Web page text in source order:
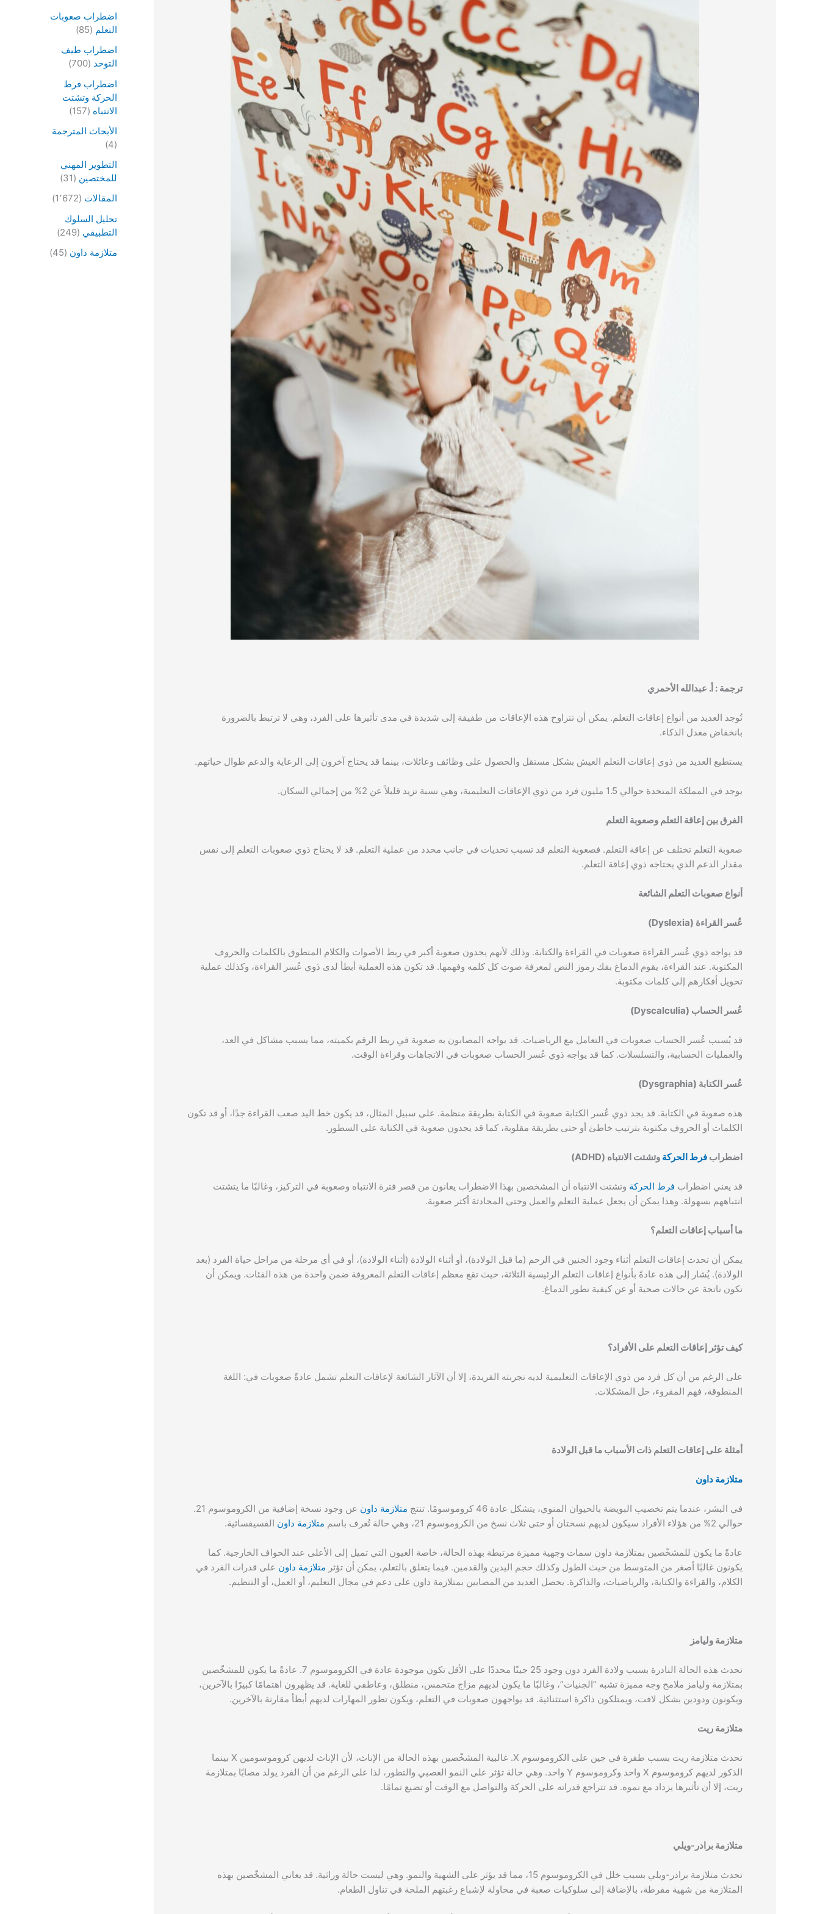
ترجمة : أ. عبدالله الأحمري
تُوجد العديد من أنواع إعاقات التعلم. يمكن أن تتراوح هذه الإعاقات من طفيفة إلى شديدة في مدى تأثيرها على الفرد، وهي لا ترتبط بالضرورة
بانخفاض معدل الذكاء.
يستطيع العديد من ذوي إعاقات التعلم العيش بشكل مستقل والحصول على وظائف وعائلات، بينما قد يحتاج آخرون إلى الرعاية والدعم طوال حياتهم.
يوجد في المملكة المتحدة حوالي 1.5 مليون فرد من ذوي الإعاقات التعليمية، وهي نسبة تزيد قليلاً عن 2% من إجمالي السكان.
الفرق بين إعاقة التعلم وصعوبة التعلم
صعوبة التعلم تختلف عن إعاقة التعلم. فصعوبة التعلم قد تسبب تحديات في جانب محدد من عملية التعلم. قد لا يحتاج ذوي صعوبات التعلم إلى نفس
مقدار الدعم الذي يحتاجه ذوي إعاقة التعلم.
أنواع صعوبات التعلم الشائعة
عُسر القراءة (Dyslexia)
قد يواجه ذوي عُسر القراءة صعوبات في القراءة والكتابة. وذلك لأنهم يجدون صعوبة أكبر في ربط الأصوات والكلام المنطوق بالكلمات والحروف
المكتوبة. عند القراءة، يقوم الدماغ بفك رموز النص لمعرفة صوت كل كلمه وفهمها. قد تكون هذه العملية أبطأ لدى ذوي عُسر القراءة، وكذلك عملية
تحويل أفكارهم إلى كلمات مكتوبة.
عُسر الحساب (Dyscalculia)
قد يُسبب عُسر الحساب صعوبات في التعامل مع الرياضيات. قد يواجه المصابون به صعوبة في ربط الرقم بكميته، مما يسبب مشاكل في العد،
والعمليات الحسابية، والتسلسلات. كما قد يواجه ذوي عُسر الحساب صعوبات في الاتجاهات وقراءة الوقت.
عُسر الكتابة (Dysgraphia)
هذه صعوبة في الكتابة. قد يجد ذوي عُسر الكتابة صعوبة في الكتابة بطريقة منظمة. على سبيل المثال، قد يكون خط اليد صعب القراءة جدًا، أو قد تكون
الكلمات أو الحروف مكتوبة بترتيب خاطئ أو حتى بطريقة مقلوبة، كما قد يجدون صعوبة في الكتابة على السطور.
اضطراب فرط الحركة وتشتت الانتباه (ADHD)
قد يعني اضطراب فرط الحركة وتشتت الانتباه أن المشخصين بهذا الاضطراب يعانون من قصر فترة الانتباه وصعوبة في التركيز، وغالبًا ما يتشتت
انتباههم بسهولة. وهذا يمكن أن يجعل عملية التعلم والعمل وحتى المحادثة أكثر صعوبة.
ما أسباب إعاقات التعلم؟
يمكن أن تحدث إعاقات التعلم أثناء وجود الجنين في الرحم (ما قبل الولادة)، أو أثناء الولادة (أثناء الولادة)، أو في أي مرحلة من مراحل حياة الفرد (بعد
الولادة). يُشار إلى هذه عادةً بأنواع إعاقات التعلم الرئيسية الثلاثة، حيث تقع معظم إعاقات التعلم المعروفة ضمن واحدة من هذه الفئات. ويمكن أن
تكون ناتجة عن حالات صحية أو عن كيفية تطور الدماغ.
كيف تؤثر إعاقات التعلم على الأفراد؟
على الرغم من أن كل فرد من ذوي الإعاقات التعليمية لديه تجربته الفريدة، إلا أن الآثار الشائعة لإعاقات التعلم تشمل عادةً صعوبات في: اللغة
المنطوقة، فهم المقروء، حل المشكلات.
أمثلة على إعاقات التعلم ذات الأسباب ما قبل الولادة
متلازمة داون
في البشر، عندما يتم تخصيب البويضة بالحيوان المنوي، يتشكل عادة 46 كروموسومًا. تنتج متلازمة داون
عن وجود نسخة إضافية من الكروموسوم 21.
حوالي 2% من هؤلاء الأفراد سيكون لديهم نسختان أو حتى ثلاث نسخ من الكروموسوم 21، وهي حالة تُعرف باسم
متلازمة داون الفسيفسائية.
عادةً ما يكون للمشخّصين بمتلازمة داون سمات وجهية مميزة مرتبطة بهذه الحالة، خاصة العيون التي تميل إلى الأعلى عند الحواف الخارجية. كما
يكونون غالبًا أصغر من المتوسط من حيث الطول وكذلك حجم اليدين والقدمين. فيما يتعلق بالتعلم، يمكن أن تؤثر متلازمة داون على قدرات الفرد في
الكلام، والقراءة والكتابة، والرياضيات، والذاكرة. يحصل العديد من المصابين بمتلازمة داون على دعم في مجال التعليم، أو العمل، أو التنظيم.
متلازمة وليامز
تحدث هذه الحالة النادرة بسبب ولادة الفرد دون وجود 25 جينًا محددًا على الأقل تكون موجودة عادة في الكروموسوم 7. عادةً ما يكون للمشخّصين
بمتلازمة وليامز ملامح وجه مميزة تشبه “الجنيات”، وغالبًا ما يكون لديهم مزاج متحمس، منطلق، وعاطفي للغاية. قد يظهرون اهتمامًا كبيرًا بالآخرين،
ويكونون ودودين بشكل لافت، ويمتلكون ذاكرة استثنائية. قد يواجهون صعوبات في التعلم، ويكون تطور المهارات لديهم أبطأ مقارنة بالآخرين.
متلازمة ريت
تحدث متلازمة ريت بسبب طفرة في جين على الكروموسوم X. غالبية المشخّصين بهذه الحالة من الإناث، لأن الإناث لديهن كروموسومين X بينما
الذكور لديهم كروموسوم X واحد وكروموسوم Y واحد. وهي حالة تؤثر على النمو العصبي والتطور، لذا على الرغم من أن الفرد يولد مصابًا بمتلازمة
ريت، إلا أن تأثيرها يزداد مع نموه. قد تتراجع قدراته على الحركة والتواصل مع الوقت أو تضيع تمامًا.
متلازمة برادر-ويلي
تحدث متلازمة برادر-ويلي بسبب خلل في الكروموسوم 15، مما قد يؤثر على الشهية والنمو. وهي ليست حالة وراثية. قد يعاني المشخّصين بهذه
المتلازمة من شهية مفرطة، بالإضافة إلى سلوكيات صعبة في محاولة لإشباع رغبتهم الملحة في تناول الطعام.
اضطراب صعوبات
التعلم (85)
اضطراب طيف
التوحد (700)
اضطراب فرط
الحركة وتشتت
الانتباه (157)
الأبحاث المترجمة
(4)
التطوير المهني
للمختصين (31)
المقالات (1٬672)
تحليل السلوك
التطبيقي (249)
متلازمة داون (45)